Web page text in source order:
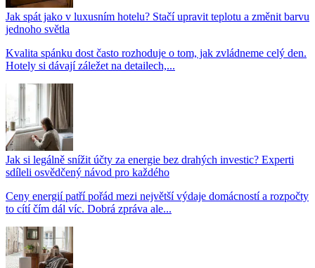
Jak spát jako v luxusním hotelu? Stačí upravit teplotu a změnit barvu
jednoho světla
Kvalita spánku dost často rozhoduje o tom, jak zvládneme celý den.
Hotely si dávají záležet na detailech,...
Jak si legálně snížit účty za energie bez drahých investic? Experti
sdíleli osvědčený návod pro každého
Ceny energií patří pořád mezi největší výdaje domácností a rozpočty
to cítí čím dál víc. Dobrá zpráva ale...